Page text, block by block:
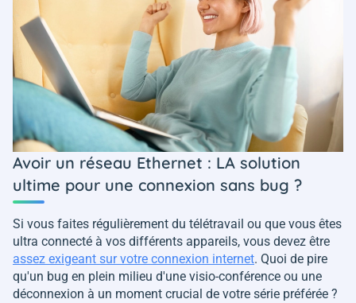
Avoir un réseau Ethernet : LA solution
ultime pour une connexion sans bug ?
Si vous faites régulièrement du télétravail ou que vous êtes
ultra connecté à vos différents appareils, vous devez être
assez exigeant sur votre connexion internet. Quoi de pire
qu'un bug en plein milieu d'une visio-conférence ou une
déconnexion à un moment crucial de votre série préférée ?